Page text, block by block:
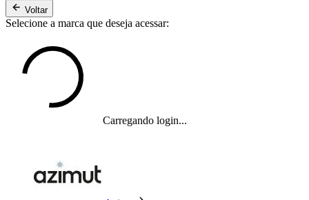
Voltar
Selecione a marca que deseja acessar:
Carregando login...